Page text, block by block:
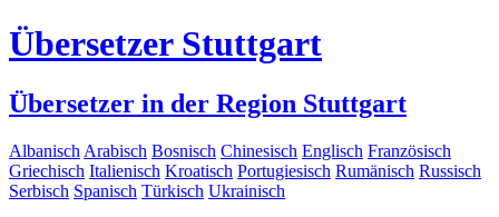
Übersetzer Stuttgart
Übersetzer in der Region Stuttgart
Albanisch Arabisch Bosnisch Chinesisch Englisch Französisch
Griechisch Italienisch Kroatisch Portugiesisch Rumänisch Russisch
Serbisch Spanisch Türkisch Ukrainisch